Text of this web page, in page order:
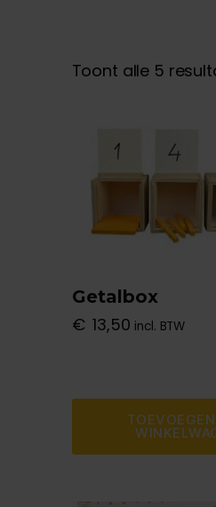
Toont alle 5
Getalbox
€ 13,50 incl. BTW